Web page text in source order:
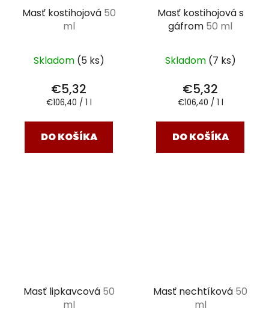
Masť kostihojová 50
ml
Skladom (5 ks)
€5,32
Jednotková
€106,40 / 1 l
DO KOŠÍKA
Masť kostihojová s
gáfrom 50 ml
Skladom (7 ks)
€5,32
Jednotková
€106,40 / 1 l
DO KOŠÍKA
Masť lipkavcová 50
ml
Masť nechtíková 50
ml